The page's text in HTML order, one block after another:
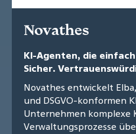
Novathes
KI-Agenten, die
Sicher.
Novathes entwickelt
und DSGVO-konformen
Unternehmen komplexe
Verwaltungsprozesse